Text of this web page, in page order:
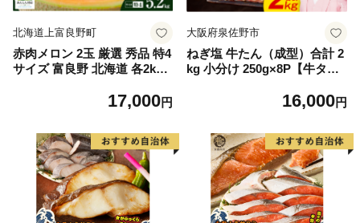
北海道上富良野町
赤肉メロン 2玉 厳選 秀品 特4
サイズ 富良野 北海道 各2kg
富良野 メロン めろん 果物 く
17,000円
大阪府泉佐野市
ねぎ塩 牛たん（成型）合計 2
kg 小分け 250g×8P【牛タン
16,000円